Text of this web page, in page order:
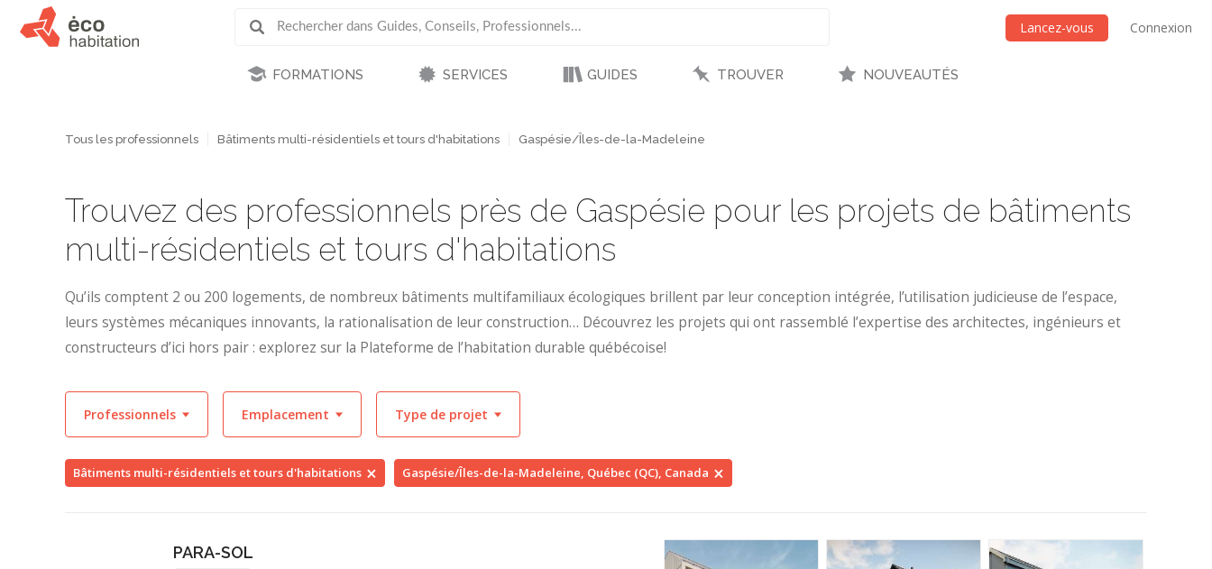
Lancez-vous Connexion
FORMATIONS SERVICES GUIDES TROUVER NOUVEAUTÉS
Tous les professionnels Bâtiments multi-résidentiels et tours d'habitations Gaspésie/Îles-de-la-Madeleine
Trouvez des professionnels près de Gaspésie pour les projets de bâtiments
multi-résidentiels et tours d'habitations
Qu’ils comptent 2 ou 200 logements, de nombreux bâtiments multifamiliaux écologiques brillent par leur conception intégrée, l’utilisation judicieuse de l’espace,
leurs systèmes mécaniques innovants, la rationalisation de leur construction… Découvrez les projets qui ont rassemblé l’expertise des architectes, ingénieurs et
constructeurs d’ici hors pair : explorez sur la Plateforme de l’habitation durable québécoise!
Professionnels Emplacement Type de projet
Bâtiments multi-résidentiels et tours d'habitations Gaspésie/Îles-de-la-Madeleine, Québec (QC), Canada
PARA-SOL